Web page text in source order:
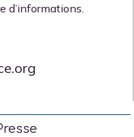
d’informations.